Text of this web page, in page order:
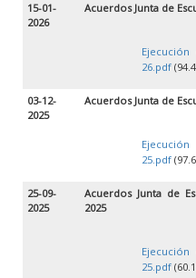
15-01-
2026
Acuerdos Junta de
Ejecución
26.pdf
03-12-
2025
Acuerdos Junta de
Ejecución
25.pdf
25-09-
2025
Acuerdos Junta de
2025
Ejecución
25.pdf